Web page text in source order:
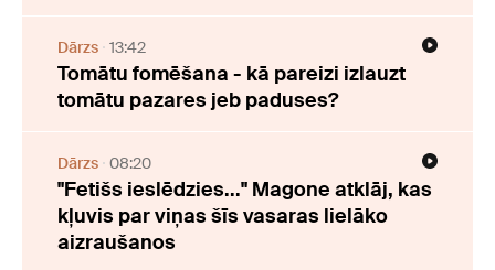
Dārzs 13:42
Tomātu fomēšana - kā pareizi izlauzt
tomātu pazares jeb paduses?
Dārzs 08:20
"Fetišs ieslēdzies..." Magone atklāj, kas
kļuvis par viņas šīs vasaras lielāko
aizraušanos